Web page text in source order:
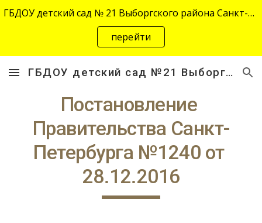
Skip to main content Skip to navigation
ГБДОУ детский сад № 21 Выборгского района Санкт-Петербурга переехал на новый адрес "site-2645.siteedu.ru".
перейти
ГБДОУ детский сад №21 Выборгского района Санкт-Петербурга
Постановление
Правительства Санкт-
Петербурга №1240 от
28.12.2016